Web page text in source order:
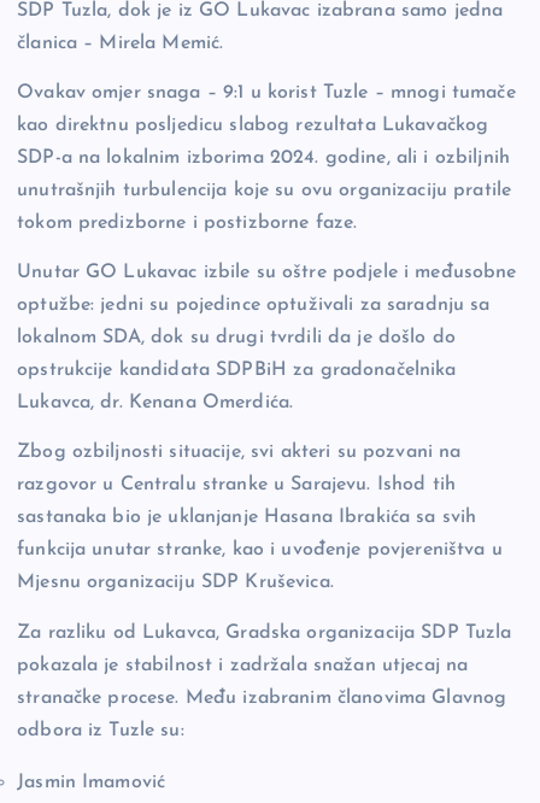
SDP Tuzla, dok je iz GO Lukavac izabrana samo jedna
članica – Mirela Memić.
Ovakav omjer snaga – 9:1 u korist Tuzle – mnogi tumače
kao direktnu posljedicu slabog rezultata Lukavačkog
SDP-a na lokalnim izborima 2024. godine, ali i ozbiljnih
unutrašnjih turbulencija koje su ovu organizaciju pratile
tokom predizborne i postizborne faze.
Unutar GO Lukavac izbile su oštre podjele i međusobne
optužbe: jedni su pojedince optuživali za saradnju sa
lokalnom SDA, dok su drugi tvrdili da je došlo do
opstrukcije kandidata SDPBiH za gradonačelnika
Lukavca, dr. Kenana Omerdića.
Zbog ozbiljnosti situacije, svi akteri su pozvani na
razgovor u Centralu stranke u Sarajevu. Ishod tih
sastanaka bio je uklanjanje Hasana Ibrakića sa svih
funkcija unutar stranke, kao i uvođenje povjereništva u
Mjesnu organizaciju SDP Kruševica.
Za razliku od Lukavca, Gradska organizacija SDP Tuzla
pokazala je stabilnost i zadržala snažan utjecaj na
stranačke procese. Među izabranim članovima Glavnog
odbora iz Tuzle su:
Jasmin Imamović